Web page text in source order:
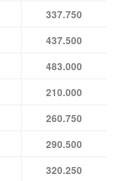
337.750
437.500
483.000
210.000
260.750
290.500
320.250